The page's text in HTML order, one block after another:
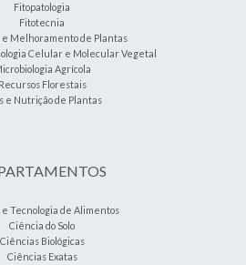
Fitopatologia
Fitotecnia
Melhoramento de Plantas
Celular e Molecular Vegetal
Agrícola
Recursos Florestais
e Nutrição de Plantas
Tecnologia de Alimentos
Ciência do Solo
Ciências Biológicas
Ciências Exatas